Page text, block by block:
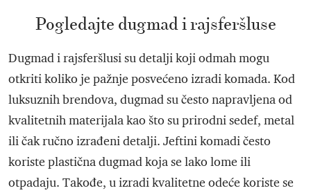
Pogledajte dugmad i rajsferšluse
Dugmad i rajsferšlusi su detalji koji odmah mogu
otkriti koliko je pažnje posvećeno izradi komada. Kod
luksuznih brendova, dugmad su često napravljena od
kvalitetnih materijala kao što su prirodni sedef, metal
ili čak ručno izrađeni detalji. Jeftini komadi često
koriste plastična dugmad koja se lako lome ili
otpadaju. Takođe, u izradi kvalitetne odeće koriste se